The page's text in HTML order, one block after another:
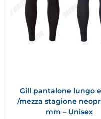
Gill pantalone lungo
/mezza stagione
mm – Unisex